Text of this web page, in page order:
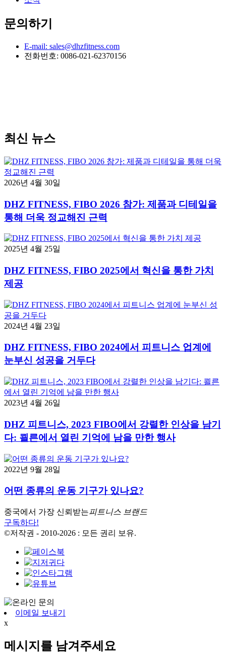
문의하기
E-mail: sales@dhzfitness.com
전화번호: 0086-021-62370156
최신 뉴스
2026년 4월 30일
DHZ FITNESS, FIBO 2026 참가: 제품과 디테일을
통해 더욱 정교해진 근력
2025년 4월 25일
DHZ FITNESS, FIBO 2025에서 혁신을 통한 가치
제공
2024년 4월 23일
DHZ FITNESS, FIBO 2024에서 피트니스 업계에
눈부신 성공을 거두다
2023년 4월 26일
DHZ 피트니스, 2023 FIBO에서 강렬한 인상을 남기
다: 쾰른에서 열린 기억에 남을 만한 행사
2022년 9월 28일
어떤 종류의 운동 기구가 있나요?
중국에서 가장 신뢰받는피트니스 브랜드
구독하다!
©저작권 - 2010-2026 : 모든 권리 보유.
이메일 보내기
x
메시지를 남겨주세요